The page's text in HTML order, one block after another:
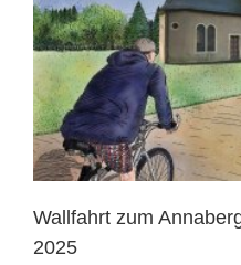
Wallfahrt zum
2025